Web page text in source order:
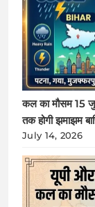
कल का मौसम 15
तक होगी झमाझम
July 14, 2026